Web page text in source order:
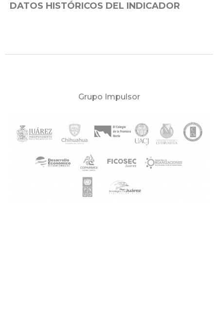
DATOS HISTÓRICOS DEL INDICADOR
Grupo Impulsor